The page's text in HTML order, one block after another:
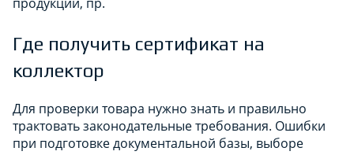
Где получить сертификат на
коллектор
Для проверки товара нужно знать и правильно
трактовать законодательные требования. Ошибки
при подготовке документальной базы, выборе